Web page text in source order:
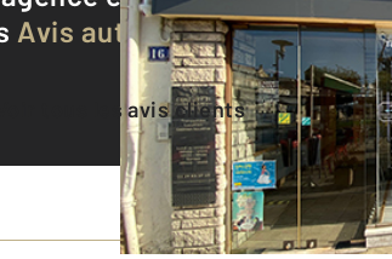
Avis authentifiés par
Voir tous les avis clients